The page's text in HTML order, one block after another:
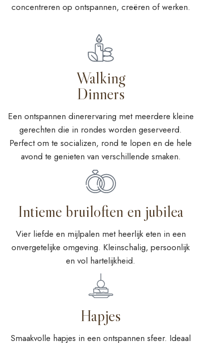
concentreren op ontspannen, creëren of werken.
Walking
Dinners
Een ontspannen dinerervaring met meerdere kleine
gerechten die in rondes worden geserveerd.
Perfect om te socializen, rond te lopen en de hele
avond te genieten van verschillende smaken.
Intieme bruiloften en jubilea
Vier liefde en mijlpalen met heerlijk eten in een
onvergetelijke omgeving. Kleinschalig, persoonlijk
en vol hartelijkheid.
Hapjes
Smaakvolle hapjes in een ontspannen sfeer. Ideaal